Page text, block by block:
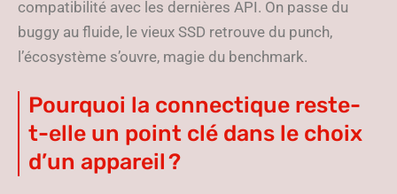
compatibilité avec les dernières API. On passe du
buggy au fluide, le vieux SSD retrouve du punch,
l’écosystème s’ouvre, magie du benchmark.
Pourquoi la connectique reste-
t-elle un point clé dans le choix
d’un appareil ?